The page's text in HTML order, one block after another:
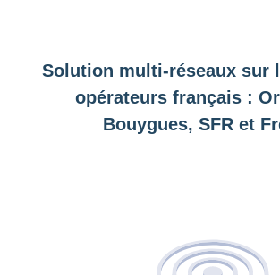
Solution multi-réseaux sur
opérateurs français :
Bouygues, SFR et